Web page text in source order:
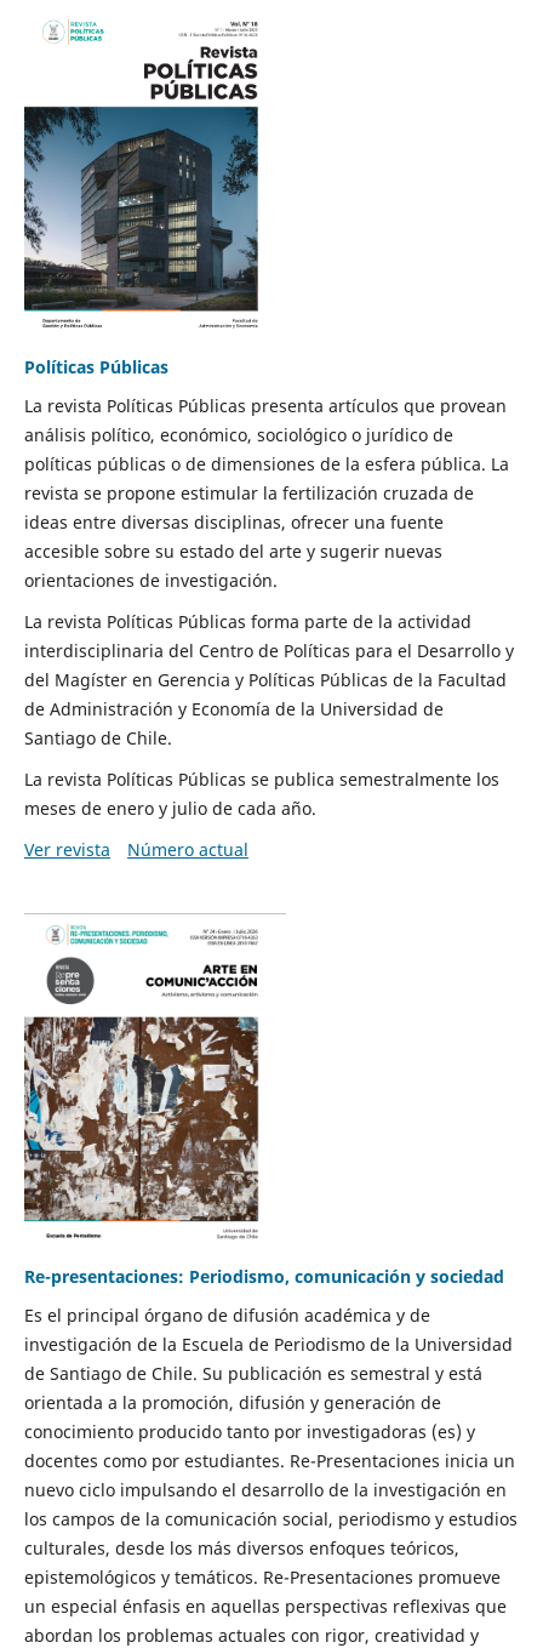
Políticas Públicas
La revista Políticas Públicas presenta artículos que provean
análisis político, económico, sociológico o jurídico de
políticas públicas o de dimensiones de la esfera pública. La
revista se propone estimular la fertilización cruzada de
ideas entre diversas disciplinas, ofrecer una fuente
accesible sobre su estado del arte y sugerir nuevas
orientaciones de investigación.
La revista Políticas Públicas forma parte de la actividad
interdisciplinaria del Centro de Políticas para el Desarrollo y
del Magíster en Gerencia y Políticas Públicas de la Facultad
de Administración y Economía de la Universidad de
Santiago de Chile.
La revista Políticas Públicas se publica semestralmente los
meses de enero y julio de cada año.
Ver revista
Número actual
Re-presentaciones: Periodismo, comunicación y sociedad
Es el principal órgano de difusión académica y de
investigación de la Escuela de Periodismo de la Universidad
de Santiago de Chile. Su publicación es semestral y está
orientada a la promoción, difusión y generación de
conocimiento producido tanto por investigadoras (es) y
docentes como por estudiantes. Re-Presentaciones inicia un
nuevo ciclo impulsando el desarrollo de la investigación en
los campos de la comunicación social, periodismo y estudios
culturales, desde los más diversos enfoques teóricos,
epistemológicos y temáticos. Re-Presentaciones promueve
un especial énfasis en aquellas perspectivas reflexivas que
abordan los problemas actuales con rigor, creatividad y